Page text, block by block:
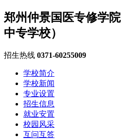
郑州仲景国医专修学院
中专学校）
招生热线 0371-60255009
学校简介
学校新闻
专业设置
招生信息
就业安置
校园风采
互问互答